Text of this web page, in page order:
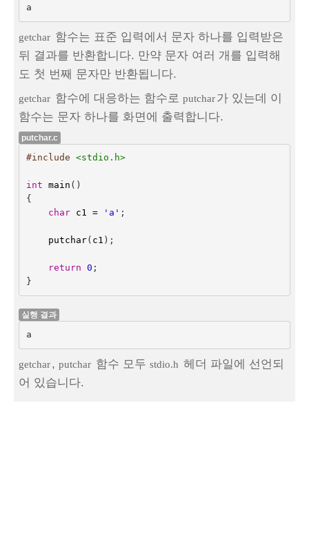
getchar 함수는 표준 입력에서 문자 하나를 입력받은
뒤 결과를 반환합니다. 만약 문자 여러 개를 입력해
도 첫 번째 문자만 반환됩니다.
getchar 함수에 대응하는 함수로 putchar가 있는데 이
함수는 문자 하나를 화면에 출력합니다.
putchar.c
#include <stdio.h>
int main ()
{
char
c1 = 'a' ;
putchar( c1 );
return 0 ;
}
실행 결과
getchar, putchar 함수 모두 stdio.h 헤더 파일에 선언되
어 있습니다.